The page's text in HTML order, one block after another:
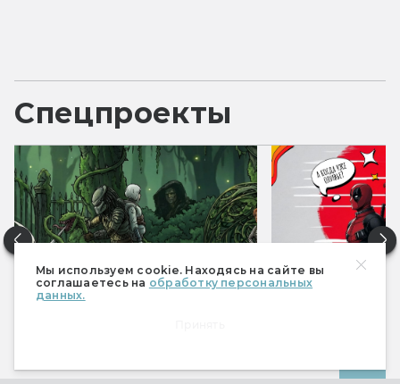
Мы используем cookie. Находясь на сайте вы
соглашаетесь на обработку персональных
данных.
Спецпроекты